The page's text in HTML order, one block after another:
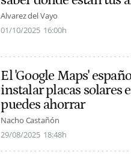
Alvarez del Vayo
01/10/2025 16:00h
El 'Google Maps'
instalar placas solares
puedes ahorrar
Nacho Castañón
29/08/2025 18:48h